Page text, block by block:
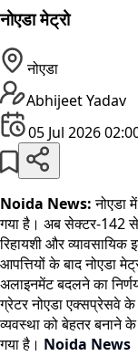
नोएडा मेट्रो
नोएडा
Abhijeet Yadav
05 Jul 2026
Noida News:नोएडा
गया है। अब सेक्टर-142 से
रिहायशी और
आपत्तियों के बाद नोएडा
अलाइनमेंट बदलने का
ग्रेटर नोएडा एक्सप्रेसवे के
व्यवस्था को बेहतर बनाने
गया है। Noida News